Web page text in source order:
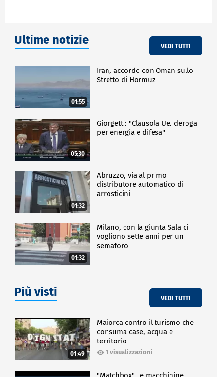
Ultime notizie VEDI TUTTI
01:55
Iran, accordo con Oman sullo
Stretto di Hormuz
05:30
Giorgetti: "Clausola Ue, deroga
per energia e difesa"
01:32
Abruzzo, via al primo
distributore automatico di
arrosticini
01:32
Milano, con la giunta Sala ci
vogliono sette anni per un
semaforo
Più visti VEDI TUTTI
01:49
Maiorca contro il turismo che
consuma case, acqua e
territorio
1 visualizzazioni
"Matchbox", le macchinine